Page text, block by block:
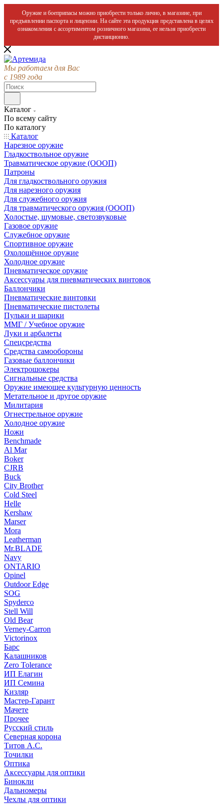
Оружие и боеприпасы можно приобрести только лично, в магазине, при
предъявлении паспорта и лицензии. На сайте эта продукция представлена в целях
ознакомления с ассортиментом розничного магазина, ее нельзя приобрести
дистанционно.
Мы работаем для Вас
с 1989 года
Каталог
По всему сайту
По каталогу
Каталог
Нарезное оружие
Гладкоствольное оружие
Травматическое оружие (ОООП)
Патроны
Для гладкоствольного оружия
Для нарезного оружия
Для служебного оружия
Для травматического оружия (ОООП)
Холостые, шумовые, светозвуковые
Газовое оружие
Служебное оружие
Спортивное оружие
Охолощённое оружие
Холодное оружие
Пневматическое оружие
Аксессуары для пневматических винтовок
Баллончики
Пневматические винтовки
Пневматические пистолеты
Пульки и шарики
ММГ / Учебное оружие
Луки и арбалеты
Спецсредства
Средства самообороны
Газовые баллончики
Электрошокеры
Сигнальные средства
Оружие имеющее культурную ценность
Метательное и другое оружие
Милитария
Огнестрельное оружие
Холодное оружие
Ножи
Benchmade
Al Mar
Boker
CJRB
Buck
City Brother
Cold Steel
Helle
Kershaw
Marser
Mora
Leatherman
Mr.BLADE
Navy
ONTARIO
Opinel
Outdoor Edge
SOG
Spyderco
Stell Will
Old Bear
Verney-Carron
Victorinox
Барс
Калашников
Zero Tolerance
ИП Елагин
ИП Семина
Кизляр
Мастер-Гарант
Мачете
Прочее
Русский стиль
Северная корона
Титов А.С.
Точилки
Оптика
Аксессуары для оптики
Бинокли
Дальномеры
Чехлы для оптики